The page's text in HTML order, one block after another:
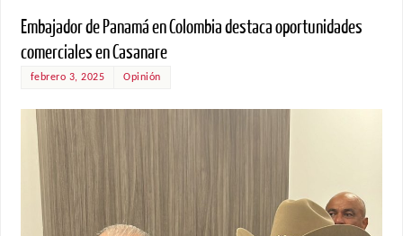
Embajador de Panamá en Colombia destaca oportunidades
comerciales en Casanare
febrero 3, 2025 Opinión